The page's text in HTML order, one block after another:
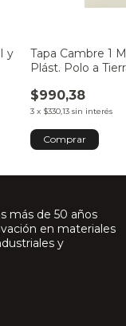
y
Tapa Cambre 1
Plást. Polo a
$990,38
3 x $330,13 sin interés
más de 50 años
en materiales
y